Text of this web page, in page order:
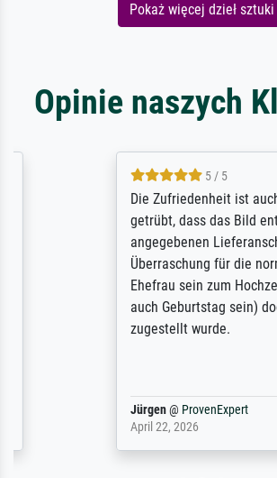
Pokaż więcej dzieł sztuki
Opinie naszych
5 / 5
Die Zufriedenheit ist auch nicht
getrübt, dass das Bild entgegen
angegebenen Lieferanschrift
Überraschung für die
Ehefrau sein zum Hochzeits-
auch Geburtstag sein) doch nach
zugestellt wurde.
ProvenExpert
April 22, 2026